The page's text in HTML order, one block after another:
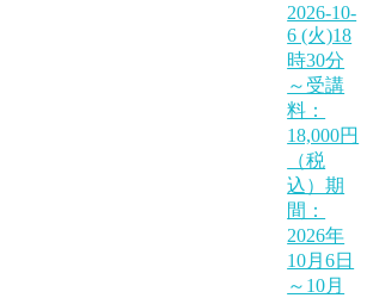
2026-10-
6 (火)18
時30分
～受講
料：
18,000円
（税
込）期
間：
2026年
10月6日
～10月